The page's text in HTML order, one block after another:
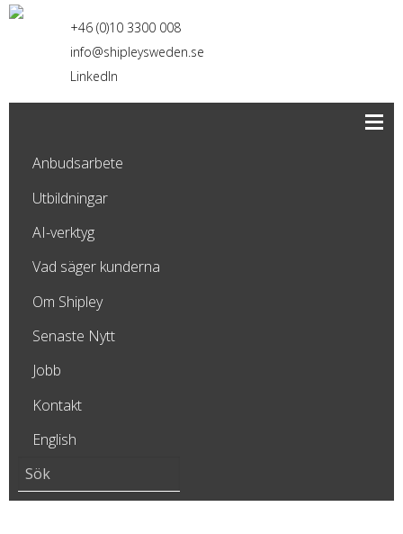
+46 (0)10 3300 008
info@shipleysweden.se
LinkedIn
Anbudsarbete
Utbildningar
AI-verktyg
Vad säger kunderna
Om Shipley
Senaste Nytt
Jobb
Kontakt
English